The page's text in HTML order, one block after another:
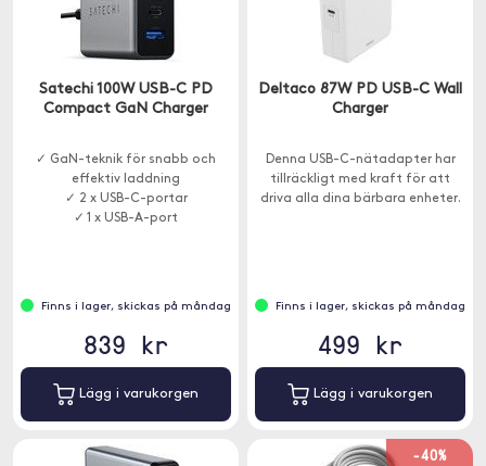
Satechi 100W USB-C PD
Compact GaN Charger
✓ GaN-teknik för snabb och
effektiv laddning
✓ 2 x USB-C-portar
✓ 1 x USB-A-port
Finns i lager, skickas på måndag
839 kr
Lägg i varukorgen
Deltaco 87W PD USB-C Wall
Charger
Denna USB-C-nätadapter har
tillräckligt med kraft för att
driva alla dina bärbara enheter.
Finns i lager, skickas på måndag
499 kr
Lägg i varukorgen
-40%